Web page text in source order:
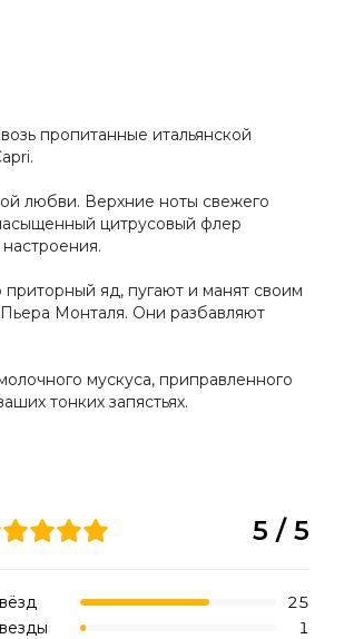
пропитанные итальянской
любви. Верхние ноты свежего
цитрусовый флер
яд, пугают и манят своим
Монталя. Они разбавляют
мускуса, приправленного
тонких запястьях.
5 / 5
25
1